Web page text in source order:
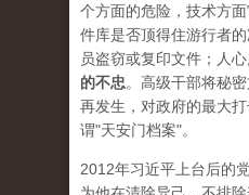
个方面的危险，技术方
件库是否顶得住游行者
员盗窃或复印文件；人
的不忠。高级干部将秘
再发生，对政府的最大
谓"天安门档案"。
2012年习近平上台后的